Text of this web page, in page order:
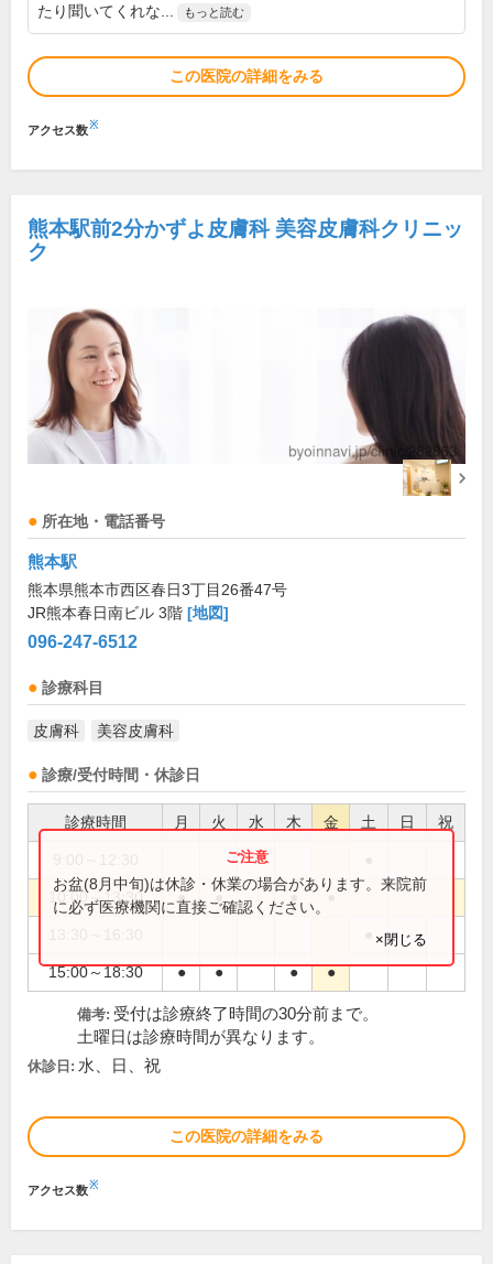
たり聞いてくれな...
もっと読む
この医院の詳細をみる
アクセス数※
熊本駅前2分かずよ皮膚科 美容皮膚科クリニッ
ク
所在地・電話番号
熊本駅
熊本県熊本市西区春日3丁目26番47号
JR熊本春日南ビル 3階 [地図]
096-247-6512
診療科目
皮膚科 美容皮膚科
診療/受付時間・休診日
診療時間 月 火 水 木 金 土 日 祝
10:00～13:30 ● ● ● ●
15:00～18:30 ● ● ● ●
お盆(8月中旬)は休診・休業の場合があります。来院前
に必ず医療機関に直接ご確認ください。
×閉じる
備考: 受付は診療終了時間の30分前まで。
土曜日は診療時間が異なります。
休診日: 水、日、祝
この医院の詳細をみる
アクセス数※